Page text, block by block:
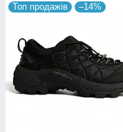
Топ продажів –14%